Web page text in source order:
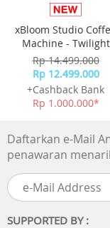
xBloom Studio
Machine - Twilight
Rp 14.499.000
Rp 12.499.000
+Cashback Bank
Rp 1.000.000*
Daftarkan e-Mail
penawaran
SUPPORTED BY :